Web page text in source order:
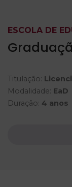
ESCOLA DE
Titulação:
Modalidade: EaD
Duração: 4 anos